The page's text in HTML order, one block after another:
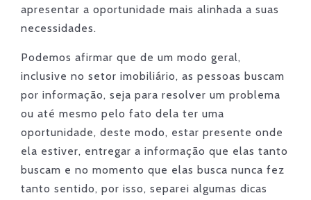
apresentar a oportunidade mais alinhada a suas
necessidades.
Podemos afirmar que de um modo geral,
inclusive no setor imobiliário, as pessoas buscam
por informação, seja para resolver um problema
ou até mesmo pelo fato dela ter uma
oportunidade, deste modo, estar presente onde
ela estiver, entregar a informação que elas tanto
buscam e no momento que elas busca nunca fez
tanto sentido, por isso, separei algumas dicas